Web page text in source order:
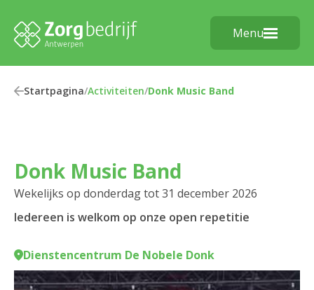
Menu
Startpagina/Activiteiten/Donk Music Band
Donk Music Band
Wekelijks op donderdag tot 31 december 2026
Iedereen is welkom op onze open repetitie
Dienstencentrum De Nobele Donk